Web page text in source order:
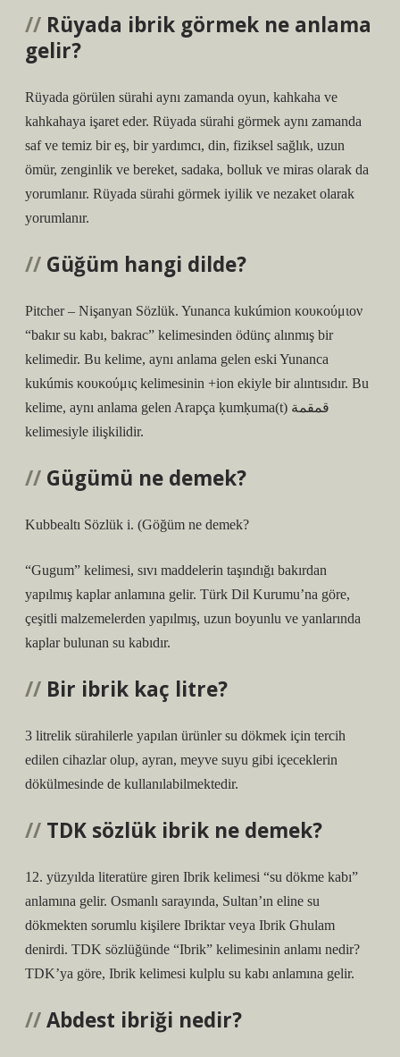
Rüyada ibrik görmek ne anlama
gelir?
Rüyada görülen sürahi aynı zamanda oyun, kahkaha ve
kahkahaya işaret eder. Rüyada sürahi görmek aynı zamanda
saf ve temiz bir eş, bir yardımcı, din, fiziksel sağlık, uzun
ömür, zenginlik ve bereket, sadaka, bolluk ve miras olarak da
yorumlanır. Rüyada sürahi görmek iyilik ve nezaket olarak
yorumlanır.
Güğüm hangi dilde?
Pitcher – Nişanyan Sözlük. Yunanca kukúmion κουκούμιον
“bakır su kabı, bakrac” kelimesinden ödünç alınmış bir
kelimedir. Bu kelime, aynı anlama gelen eski Yunanca
kukúmis κουκούμις kelimesinin +ion ekiyle bir alıntısıdır. Bu
kelime, aynı anlama gelen Arapça ḳumḳuma(t) قمقمة
kelimesiyle ilişkilidir.
Gügümü ne demek?
Kubbealtı Sözlük i. (Göğüm ne demek?
“Gugum” kelimesi, sıvı maddelerin taşındığı bakırdan
yapılmış kaplar anlamına gelir. Türk Dil Kurumu’na göre,
çeşitli malzemelerden yapılmış, uzun boyunlu ve yanlarında
kaplar bulunan su kabıdır.
Bir ibrik kaç litre?
3 litrelik sürahilerle yapılan ürünler su dökmek için tercih
edilen cihazlar olup, ayran, meyve suyu gibi içeceklerin
dökülmesinde de kullanılabilmektedir.
TDK sözlük ibrik ne demek?
12. yüzyılda literatüre giren Ibrik kelimesi “su dökme kabı”
anlamına gelir. Osmanlı sarayında, Sultan’ın eline su
dökmekten sorumlu kişilere Ibriktar veya Ibrik Ghulam
denirdi. TDK sözlüğünde “Ibrik” kelimesinin anlamı nedir?
TDK’ya göre, Ibrik kelimesi kulplu su kabı anlamına gelir.
Abdest ibriği nedir?